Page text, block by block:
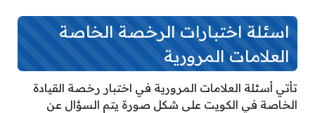
اسئلة اختبارات الرخصة الخاصة
العلامات المرورية
تأتي أسئلة العلامات المرورية في اختبار رخصة القيادة
الخاصة في الكويت على شكل صورة يتم السؤال عن